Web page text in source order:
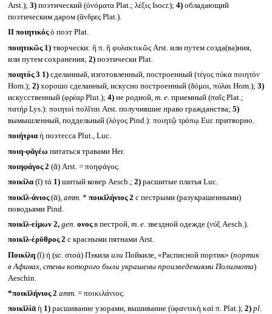
Arst.); 3)поэтический (ὀνόματα Plat.; λέξις Isocr.); 4)обладающий
поэтическим даром (ἄνδρες Plat.).
II ποιητικόςὁ поэт Plat.
ποιητικῶς 1)творчески: ἢ π. ἢ φυλακτικῶς Arst. или путем созда(ва)ния,
или путем сохранения; 2)поэтически Plat.
ποιητός 3 1)сделанный, изготовленный, построенный (τέγος πύκα ποιητόν
Hom.); 2)хорошо сделанный, искусно построенный (δόμοι, πύλαι Hom.); 3)
искусственный (φρέαρ Plut.); 4)не родной, т. е. приемный (παῖς Plat.;
πατήρ Lys.): ποιητοὶ πολῖται Arst. получившие право гражданства; 5)
вымышленный, поддельный (λόγος Pind.): ποιητῷ τρόπῳ Eur. притворно.
ποιήτρια ἡ поэтесса Plut., Luc.
ποιη-φᾰγέω питаться травами Her.
ποιηφάγος 2 (ᾰ) Arst. = ποηφάγος.
ποικίλα(ῐ) τά 1)шитый ковер Aesch.; 2)расшитые платья Luc.
ποικῐλ-άνιος(ᾱ), атт. * ποικῐλήνιος 2 с пестрыми (разукрашенными)
поводьями Pind.
ποικῐλ-είμων 2, gen. ονοςв пестрой, т. е. звездной одежде (νύξ Aesch.).
ποικῐλ-έρῠθρος 2 с красными пятнами Arst.
Ποικίλη(ῐ) ἡ (sc. στοά) Пэкила или Пойкиле, «Расписной портик» (портик
в Афинах, стены которого были украшены произведениями Полигнота)
Aeschin.
*ποικῐλήνιος 2 атт. = ποικιλάνιος.
ποικῐλίᾱ ἡ 1)расшивание узорами, вышивание (ὑφαντικὴ καὶ π. Plat.); 2) pl.